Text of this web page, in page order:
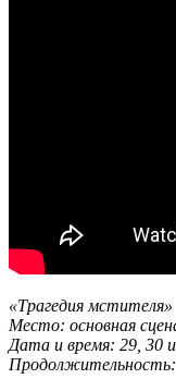
«Трагедия мстителя»
Место: основная
Дата и время: 29, 30